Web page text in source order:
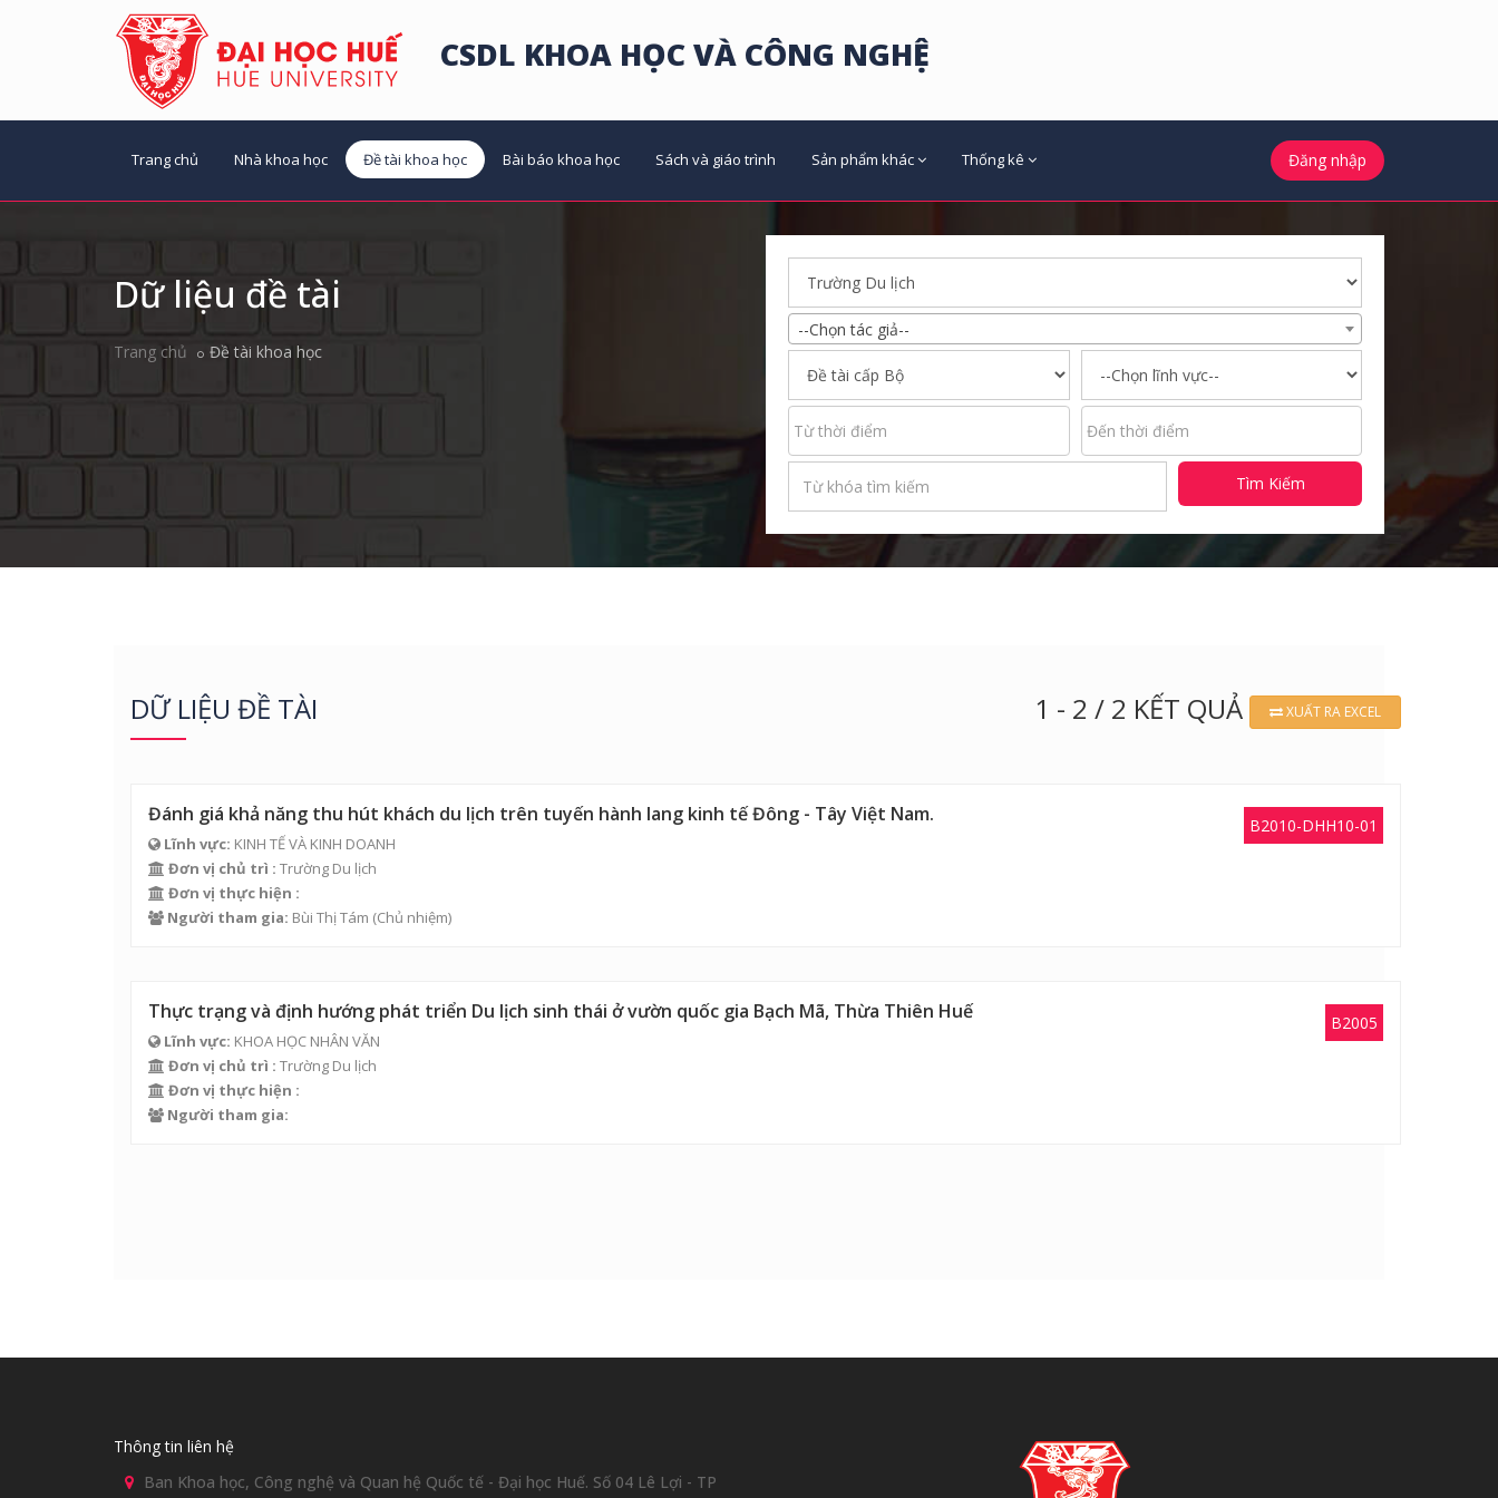
CSDL KHOA HỌC VÀ CÔNG NGHỆ
Trang chủ Nhà khoa học Đề tài khoa học Bài báo khoa học Sách và giáo trình Sản phẩm khác Thống kê Đăng nhập
Dữ liệu đề tài
Trang chủ Đề tài khoa học
--Chọn tác giả--
Tìm Kiếm
DỮ LIỆU ĐỀ TÀI 1 - 2 / 2 KẾT QUẢ XUẤT RA EXCEL
B2010-DHH10-01
Đánh giá khả năng thu hút khách du lịch trên tuyến hành lang kinh tế Đông - Tây Việt Nam.
Lĩnh vực: KINH TẾ VÀ KINH DOANH
Đơn vị chủ trì : Trường Du lịch
Đơn vị thực hiện :
Người tham gia: Bùi Thị Tám (Chủ nhiệm)
B2005
Thực trạng và định hướng phát triển Du lịch sinh thái ở vườn quốc gia Bạch Mã, Thừa Thiên Huế
Lĩnh vực: KHOA HỌC NHÂN VĂN
Đơn vị chủ trì : Trường Du lịch
Đơn vị thực hiện :
Người tham gia:
Thông tin liên hệ
Ban Khoa học, Công nghệ và Quan hệ Quốc tế - Đại học Huế. Số 04 Lê Lợi - TP